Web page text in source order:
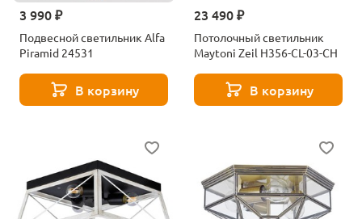
3 990 ₽
Подвесной светильник Alfa
Piramid 24531
В корзину
23 490 ₽
Потолочный светильник
Maytoni Zeil H356-CL-03-CH
В корзину